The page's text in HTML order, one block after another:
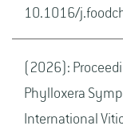
10.1016/
(2026):
Phylloxera
International